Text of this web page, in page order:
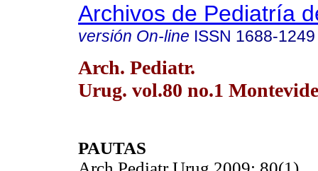
Archivos de Pediatría
versión On-line ISSN 1688-1249
Arch. Pediatr.
Urug. vol.80 no.1
PAUTAS